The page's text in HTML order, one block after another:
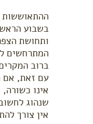
ההתאוששות
בשבוע
ותחושת
המתרחשים
ברוב
עם זאת, אם
אינו
שנהוג
אין צורך